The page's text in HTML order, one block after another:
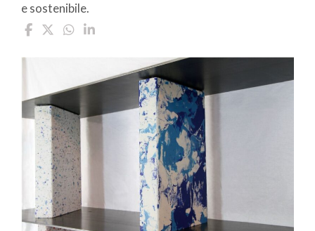
e sostenibile.